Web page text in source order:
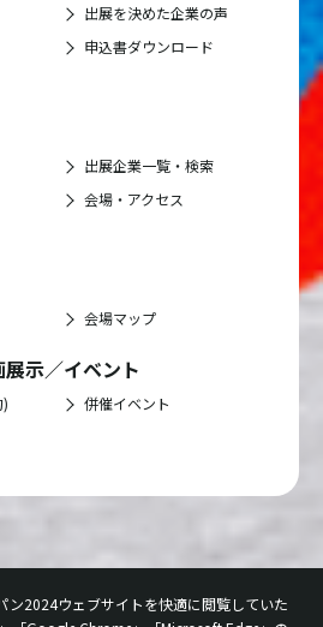
出展を決めた企業の声
申込書ダウンロード
出展企業一覧・検索
会場・アクセス
会場マップ
展示／イベント
併催イベント
2024ウェブサイトを快適に閲覧していた